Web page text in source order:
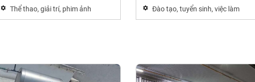
Thể thao, giải trí, phim ảnh Đào tạo, tuyển sinh, việc làm